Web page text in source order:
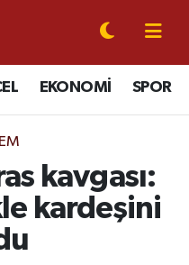
EKONOMİ SPOR
kavgası:
kardeşini
Eczaneler
Vakitleri
Haritası
Fikstür